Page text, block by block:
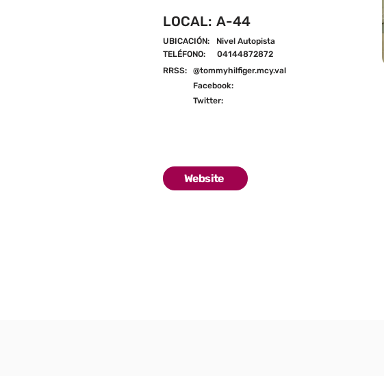
LOCAL: A-44
UBICACIÓN:
TELÉFONO:
Nivel Autopista
04144872872
RRSS:
@tommyhilfiger.mcy.val
Facebook:
Twitter:
Website